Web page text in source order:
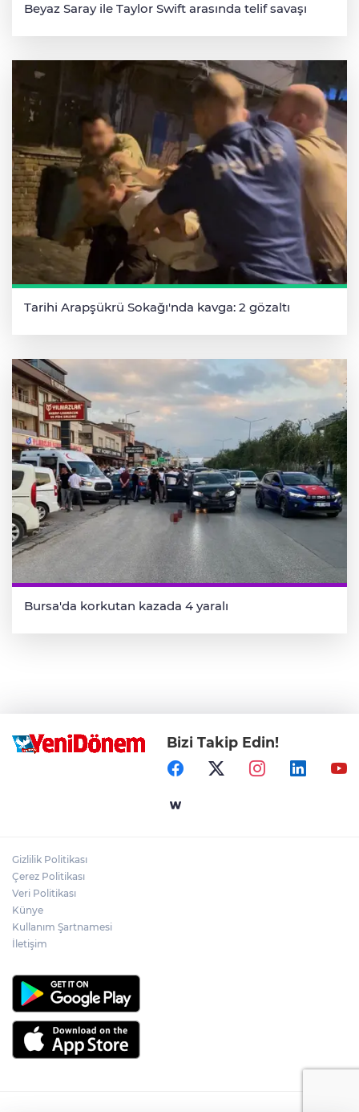
Beyaz Saray ile Taylor Swift arasında telif savaşı
Tarihi Arapşükrü Sokağı'nda kavga: 2 gözaltı
Bursa'da korkutan kazada 4 yaralı
Bizi Takip Edin!
Gizlilik Politikası
Çerez Politikası
Veri Politikası
Künye
Kullanım Şartnamesi
İletişim